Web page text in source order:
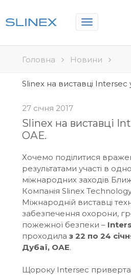
Toggle
navigation
Головна Новини
Slinex на виставці Intersec
27 січня 2017
Slinex на виставці
ОАЕ.
Хочемо поділитися
результатами участі в
міжнародних заходів
Компанія Slinex
Міжнародній виставці
забезпечення охорони,
пожежної безпеки –
проходила з 22 по 24
Дубаї, ОАЕ.
Щороку Intersec